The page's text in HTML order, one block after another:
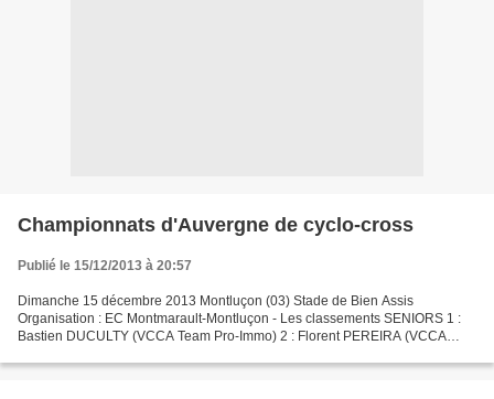
Championnats d'Auvergne de cyclo-cross
Publié le 15/12/2013 à 20:57
Dimanche 15 décembre 2013 Montluçon (03) Stade de Bien Assis
Organisation : EC Montmarault-Montluçon - Les classements SENIORS 1 :
Bastien DUCULTY (VCCA Team Pro-Immo) 2 : Florent PEREIRA (VCCA